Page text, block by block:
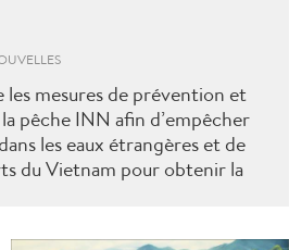
les mesures de prévention et
pêche INN afin d’empêcher
les eaux étrangères et de
du Vietnam pour obtenir la